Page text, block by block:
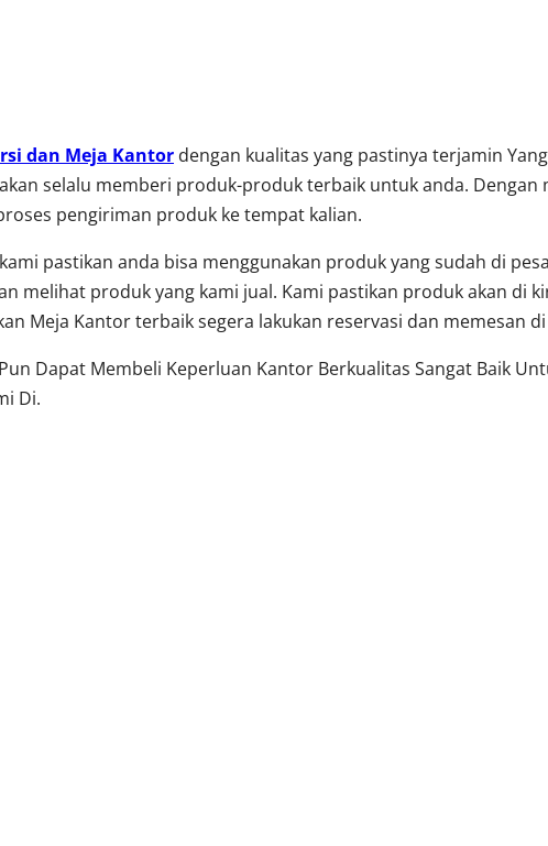
dan Meja Kantor dengan kualitas yang pastinya terjamin
selalu memberi produk-produk terbaik untuk anda.
pengiriman produk ke tempat kalian.
pastikan anda bisa menggunakan produk yang sudah di
melihat produk yang kami jual. Kami pastikan produk akan di
Meja Kantor terbaik segera lakukan reservasi dan memesan
Dapat Membeli Keperluan Kantor Berkualitas Sangat Baik
Di.